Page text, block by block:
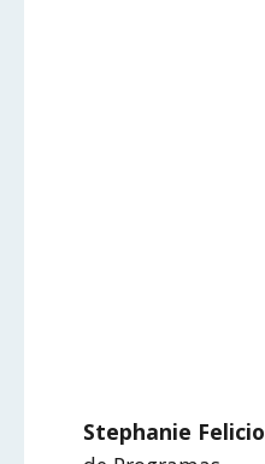
Stephanie Felicio